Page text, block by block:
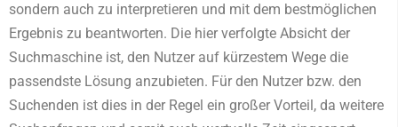
sondern auch zu interpretieren und mit dem bestmöglichen
Ergebnis zu beantworten. Die hier verfolgte Absicht der
Suchmaschine ist, den Nutzer auf kürzestem Wege die
passendste Lösung anzubieten. Für den Nutzer bzw. den
Suchenden ist dies in der Regel ein großer Vorteil, da weitere